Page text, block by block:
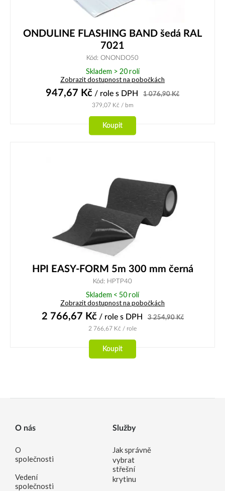
ONDULINE FLASHING BAND šedá RAL
7021
Kód: ONONDO50
Skladem > 20 rolí
Zobrazit dostupnost na pobočkách
947,67 Kč / role s DPH 1 076,90Kč
379,07Kč / bm
Koupit
HPI EASY-FORM 5m 300 mm černá
Kód: HPTP40
Skladem < 50 rolí
Zobrazit dostupnost na pobočkách
2 766,67 Kč/ role s DPH 3 254,90Kč
2 766,67 Kč / role
Koupit
O nás
O
společnosti
Vedení
společnosti
Služby
Jak správně
vybrat
střešní
krytinu